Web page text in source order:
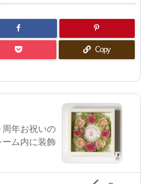
Copy
年お祝いの
ム内に装飾